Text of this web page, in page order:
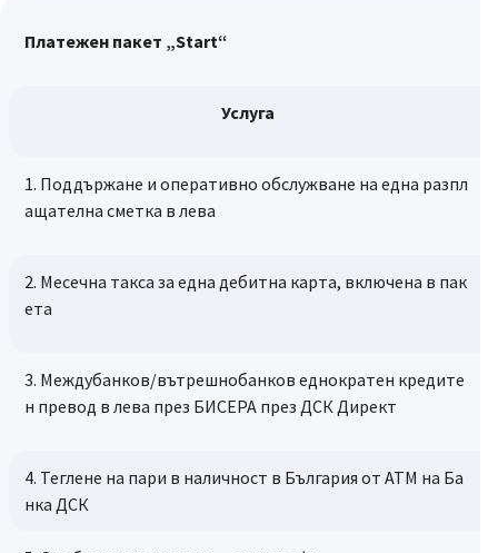
Платежен пакет „Start“
Услуга
1. Поддържане и оперативно обслужване на една разпл
ащателна сметка в лева
2. Месечна такса за една дебитна карта, включена в пак
ета
3. Междубанков/вътрешнобанков еднократен кредите
н превод в лева през БИСЕРА през ДСК Директ
4. Теглене на пари в наличност в България от АТМ на Ба
нка ДСК